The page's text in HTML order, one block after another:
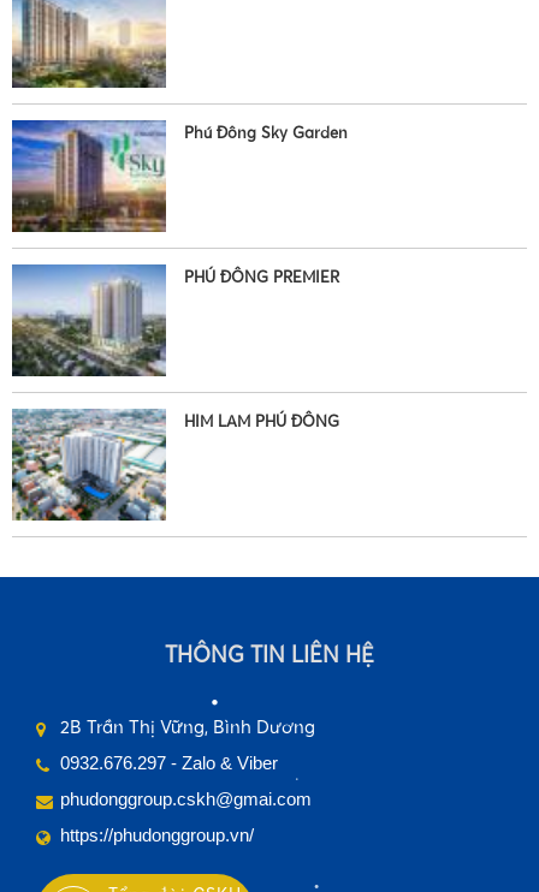
Phú Đông Sky Garden
PHÚ ĐÔNG PREMIER
HIM LAM PHÚ ĐÔNG
THÔNG TIN LIÊN HỆ
2B Trần Thị Vững, Bình Dương
0932.676.297 - Zalo & Viber
phudonggroup.cskh@gmai.com
https://phudonggroup.vn/